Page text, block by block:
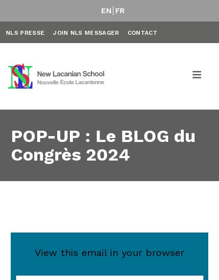
EN FR
NLS PRESSE JOIN NLS MESSAGER CONTACT
POP-UP : Le BLOG du
Congrès 2024
View this email in your browser